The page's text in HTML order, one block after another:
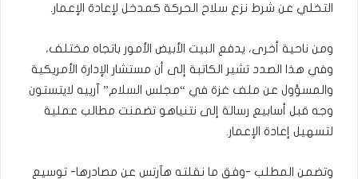
التخلي عن شرط نزع سلاح الحركة كمدخل لإعادة الإعمار.
ومن ناحية أخرى، يدفع البيت الأبيض الأمور باتجاه مختلف،
وفي هذا الصدد تشير الكاتبة إلى أن مستشار الإدارة الأمريكية
والمسؤول عن ملف غزة في “مجلس السلام” آرييه لايتستون
وجه قبل أسابيع رسالة إلى نتنياهو تضمنت مطالب عملية
لتسهيل إعادة الإعمار.
وتضمن المطلب -وفق ما نقلته هآرتس عن مصادرها- توسيع